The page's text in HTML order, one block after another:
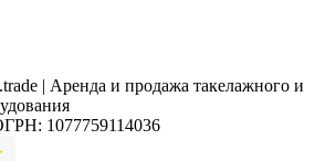
| Аренда и продажа такелажного и
1077759114036